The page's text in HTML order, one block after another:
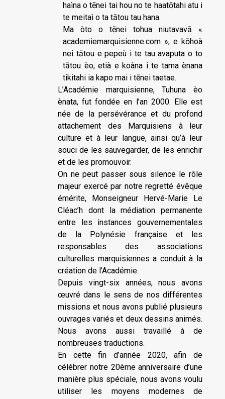
haìna o tēnei tai hou no te haatōtahi atu i
te meitaì o ta tātou tau hana.
Ma òto o tēnei tohua niutavavā «
academiemarquisienne.com », e kōhoà
nei tātou e pepeù i te tau avaputa o to
tātou èo, etià e koàna i te tama ènana
tikitahi ia kapo mai i tēnei taetae.
L’Académie marquisienne, Tuhuna èo
ènata, fut fondée en l’an 2000. Elle est
née de la persévérance et du profond
attachement des Marquisiens à leur
culture et à leur langue, ainsi qu’à leur
souci de les sauvegarder, de les enrichir
et de les promouvoir.
On ne peut passer sous silence le rôle
majeur exercé par notre regretté évêque
émérite, Monseigneur Hervé-Marie Le
Cléac’h dont la médiation permanente
entre les instances gouvernementales
de la Polynésie française et les
responsables des associations
culturelles marquisiennes a conduit à la
création de l’Académie.
Depuis vingt-six années, nous avons
œuvré dans le sens de nos différentes
missions et nous avons publié plusieurs
ouvrages variés et deux dessins animés.
Nous avons aussi travaillé à de
nombreuses traductions.
En cette fin d’année 2020, afin de
célébrer notre 20ème anniversaire d’une
manière plus spéciale, nous avons voulu
utiliser les moyens modernes de